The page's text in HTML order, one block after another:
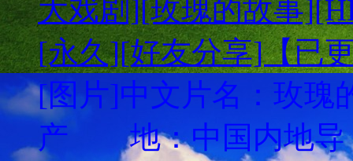
大戏剧][玫瑰的故事
[永久][好友分享]【已
[图片]中文片名：玫瑰
产 地：中国内地